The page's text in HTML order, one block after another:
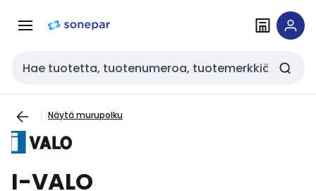
navigointiinsisältöön
Haku
Näytä murupolku
I-VALO